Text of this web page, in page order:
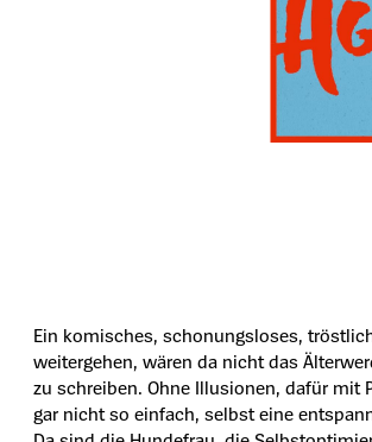
Ein komisches, schonungsloses,
weitergehen, wären da nicht das
zu schreiben. Ohne Illusionen, dafür mit
gar nicht so einfach, selbst eine